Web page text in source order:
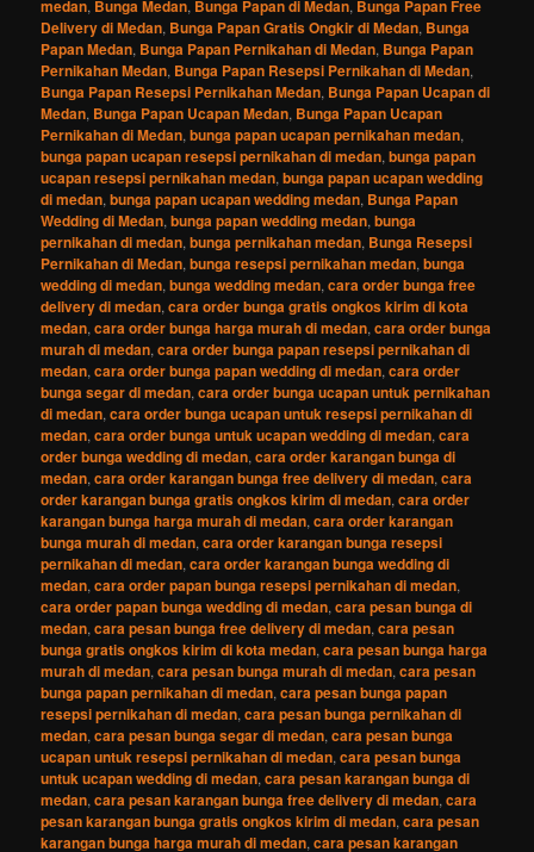
medan, Bunga Medan, Bunga Papan di Medan, Bunga Papan Free
Delivery di Medan, Bunga Papan Gratis Ongkir di Medan, Bunga
Papan Medan, Bunga Papan Pernikahan di Medan, Bunga Papan
Pernikahan Medan, Bunga Papan Resepsi Pernikahan di Medan,
Bunga Papan Resepsi Pernikahan Medan, Bunga Papan Ucapan di
Medan, Bunga Papan Ucapan Medan, Bunga Papan Ucapan
Pernikahan di Medan,bunga papan ucapan pernikahan medan,
bunga papan ucapan resepsi pernikahan di medan,bunga papan
ucapan resepsi pernikahan medan,bunga papan ucapan wedding
di medan,bunga papan ucapan wedding medan, Bunga Papan
Wedding di Medan,bunga papan wedding medan,bunga
pernikahan di medan,bunga pernikahan medan, Bunga Resepsi
Pernikahan di Medan,bunga resepsi pernikahan medan,bunga
wedding di medan,bunga wedding medan,cara order bunga free
delivery di medan,cara order bunga gratis ongkos kirim di kota
medan,cara order bunga harga murah di medan,cara order bunga
murah di medan,cara order bunga papan resepsi pernikahan di
medan,cara order bunga papan wedding di medan,cara order
bunga segar di medan,cara order bunga ucapan untuk pernikahan
di medan,cara order bunga ucapan untuk resepsi pernikahan di
medan,cara order bunga untuk ucapan wedding di medan,cara
order bunga wedding di medan,cara order karangan bunga di
medan,cara order karangan bunga free delivery di medan,cara
order karangan bunga gratis ongkos kirim di medan,cara order
karangan bunga harga murah di medan,cara order karangan
bunga murah di medan,cara order karangan bunga resepsi
pernikahan di medan,cara order karangan bunga wedding di
medan,cara order papan bunga resepsi pernikahan di medan,
cara order papan bunga wedding di medan,cara pesan bunga di
medan,cara pesan bunga free delivery di medan,cara pesan
bunga gratis ongkos kirim di kota medan,cara pesan bunga harga
murah di medan,cara pesan bunga murah di medan,cara pesan
bunga papan pernikahan di medan,cara pesan bunga papan
resepsi pernikahan di medan,cara pesan bunga pernikahan di
medan,cara pesan bunga segar di medan,cara pesan bunga
ucapan untuk resepsi pernikahan di medan,cara pesan bunga
untuk ucapan wedding di medan,cara pesan karangan bunga di
medan,cara pesan karangan bunga free delivery di medan,cara
pesan karangan bunga gratis ongkos kirim di medan,cara pesan
karangan bunga harga murah di medan,cara pesan karangan